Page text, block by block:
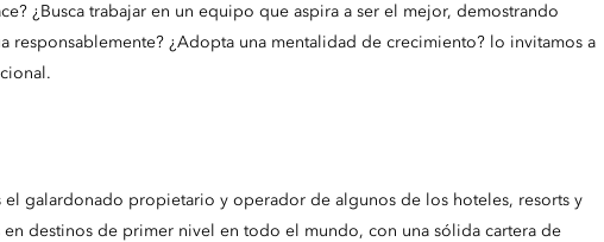
¿Busca trabajar en un equipo que aspira a ser el mejor, demostrando
responsablemente? ¿Adopta una mentalidad de crecimiento? lo invitamos a
el galardonado propietario y operador de algunos de los hoteles, resorts y
en destinos de primer nivel en todo el mundo, con una sólida cartera de